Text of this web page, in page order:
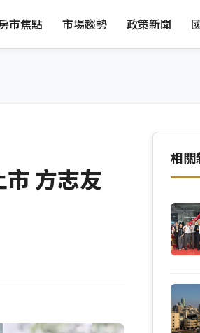
市焦點 市場趨勢 政策新聞
方志友
相關